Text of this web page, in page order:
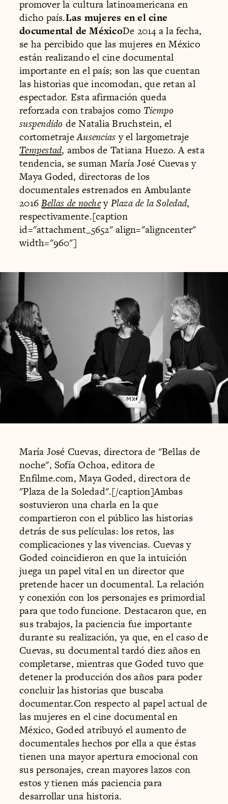
promover la cultura latinoamericana en
dicho país.Las mujeres en el cine
documental de MéxicoDe 2014 a la fecha,
se ha percibido que las mujeres en México
están realizando el cine documental
importante en el país; son las que cuentan
las historias que incomodan, que retan al
espectador. Esta afirmación queda
reforzada con trabajos como Tiempo
suspendido de Natalia Bruchstein, el
cortometrajeAusenciasy el largometraje
Tempestad, ambos de Tatiana Huezo. A esta
tendencia, se suman María José Cuevas y
Maya Goded, directoras de los
documentales estrenados en Ambulante
2016Bellas de nocheyPlaza de la Soledad,
respectivamente.[caption
id="attachment_5652" align="aligncenter"
width="960"]
María José Cuevas, directora de "Bellas de
noche", Sofía Ochoa, editora de
Enfilme.com, Maya Goded, directora de
"Plaza de la Soledad".[/caption]Ambas
sostuvieron una charla en la que
compartieron con el público las historias
detrás de sus películas: los retos, las
complicaciones y las vivencias. Cuevas y
Goded coincidieron en que la intuición
juega un papel vital en un director que
pretende hacer un documental. La relación
y conexión con los personajes es primordial
para que todo funcione. Destacaron que, en
sus trabajos, la paciencia fue importante
durante su realización, ya que, en el caso de
Cuevas, su documental tardó diez años en
completarse, mientras que Goded tuvo que
detener la producción dos años para poder
concluir las historias que buscaba
documentar.Con respecto al papel actual de
las mujeres en el cine documental en
México, Goded atribuyó el aumento de
documentales hechos por ella a que éstas
tienen una mayor apertura emocional con
sus personajes, crean mayores lazos con
estos y tienen más paciencia para
desarrollar una historia.